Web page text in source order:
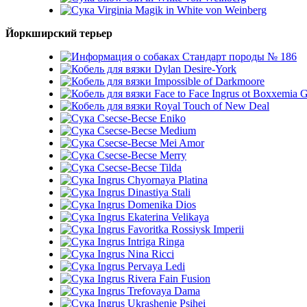
Virginia Magik in White von Weinberg
Йоркширский терьер
Стандарт породы № 186
Dylan Desire-York
Impossible of Darkmoore
Face to Face Ingrus ot Boxxemia
Royal Touch of New Deal
Csecse-Becse Eniko
Csecse-Becse Medium
Csecse-Becse Mei Amor
Csecse-Becse Merry
Csecse-Becse Tilda
Ingrus Chyornaya Platina
Ingrus Dinastiya Stali
Ingrus Domenika Dios
Ingrus Ekaterina Velikaya
Ingrus Favoritka Rossiysk Imperii
Ingrus Intriga Ringa
Ingrus Nina Ricci
Ingrus Pervaya Ledi
Ingrus Rivera Fain Fusion
Ingrus Trefovaya Dama
Ingrus Ukrashenie Psihei